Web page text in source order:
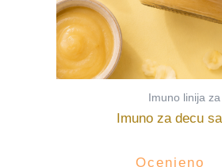
Imuno linija
Imuno za decu
Ocenjeno